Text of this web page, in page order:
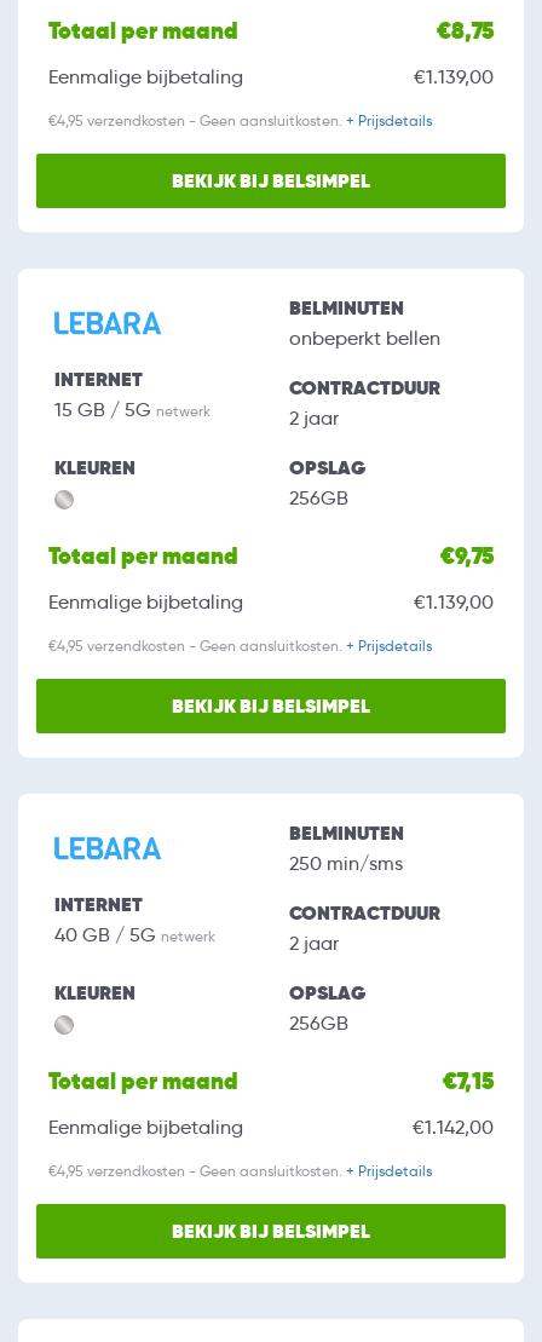
Totaal per maand €8,75
Eenmalige bijbetaling €1.139,00
€4,95 verzendkosten - Geen aansluitkosten. + Prijsdetails
BEKIJK BIJ BELSIMPEL
INTERNET
15 GB / 5G netwerk
BELMINUTEN
onbeperkt bellen
CONTRACTDUUR
2 jaar
KLEUREN OPSLAG
256GB
Totaal per maand €9,75
Eenmalige bijbetaling €1.139,00
€4,95 verzendkosten - Geen aansluitkosten. + Prijsdetails
BEKIJK BIJ BELSIMPEL
INTERNET
40 GB / 5G netwerk
BELMINUTEN
250 min/sms
CONTRACTDUUR
2 jaar
KLEUREN OPSLAG
256GB
Totaal per maand €7,15
Eenmalige bijbetaling €1.142,00
€4,95 verzendkosten - Geen aansluitkosten. + Prijsdetails
BEKIJK BIJ BELSIMPEL